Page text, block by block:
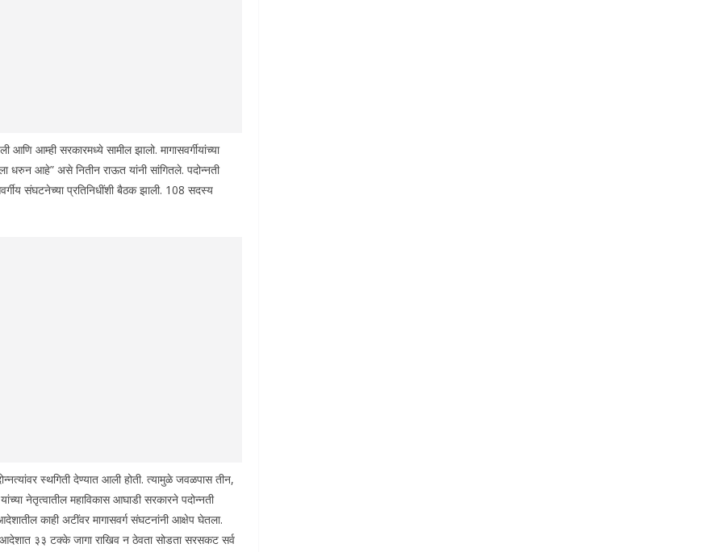
आम्ही सरकारमध्ये सामील झालो. मागासवर्गीयांच्या
धरुन आहे” असे नितीन राऊत यांनी सांगितले. पदोन्नती
संघटनेच्या प्रतिनिधींशी बैठक झाली. 108 सदस्य
स्थगिती देण्यात आली होती. त्यामुळे जवळपास तीन,
नेतृत्वातील महाविकास आघाडी सरकारने पदोन्नती
काही अटींवर मागासवर्ग संघटनांनी आक्षेप घेतला.
३३ टक्के जागा राखिव न ठेवता सोडता सरसकट सर्व